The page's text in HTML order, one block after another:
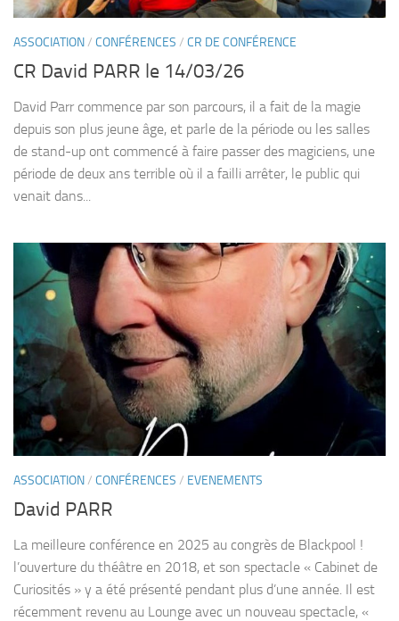
ASSOCIATION/ CONFÉRENCES / CR DE CONFÉRENCE
CR David PARR le 14/03/26
David Parr commence par son parcours, il a fait de la magie
depuis son plus jeune âge, et parle de la période ou les salles
de stand-up ont commencé à faire passer des magiciens, une
période de deux ans terrible où il a failli arrêter, le public qui
venait dans...
ASSOCIATION/ CONFÉRENCES / EVENEMENTS
David PARR
La meilleure conférence en 2025 au congrès de Blackpool !
l’ouverture du théâtre en 2018, et son spectacle « Cabinet de
Curiosités » y a été présenté pendant plus d’une année. Il est
récemment revenu au Lounge avec un nouveau spectacle, «